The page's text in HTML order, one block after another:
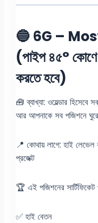
🔵 6G –
(পাইপ ৪৫° কোণে
করতে হবে)
🧰 ব্যাখ্যা: ওয়েল্ডার হিসেবে
আর আপনাকে সব পজিশনে ঘুরে
📍 কোথায় লাগে: হাই লেভেল
প্রজেক্ট
🏆 এই পজিশনের সার্টিফিকেট
✅ হাই বেতন